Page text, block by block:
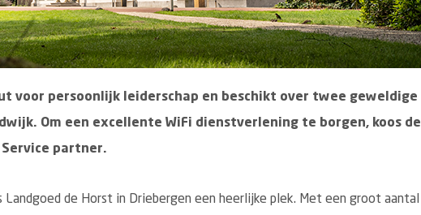
voor persoonlijk leiderschap en beschikt over twee geweldige
Om een excellente WiFi dienstverlening te borgen, koos de
Service partner.
de Horst in Driebergen een heerlijke plek. Met een groot aantal